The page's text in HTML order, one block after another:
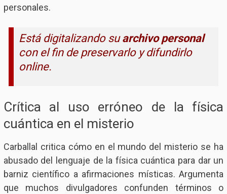
personales.
Está digitalizando suarchivo personal
con el fin de preservarlo y difundirlo
online.
Crítica al uso erróneo de la física
cuántica en el misterio
Carballal critica cómo en el mundo del misterio se ha
abusado del lenguaje de la física cuántica para dar un
barniz científico a afirmaciones místicas. Argumenta
que muchos divulgadores confunden términos o